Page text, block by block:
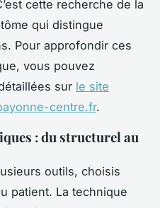
cette recherche de la
qui distingue
Pour approfondir ces
vous pouvez
sur le site
centre.fr.
: du structurel au
outils, choisis
patient. La technique